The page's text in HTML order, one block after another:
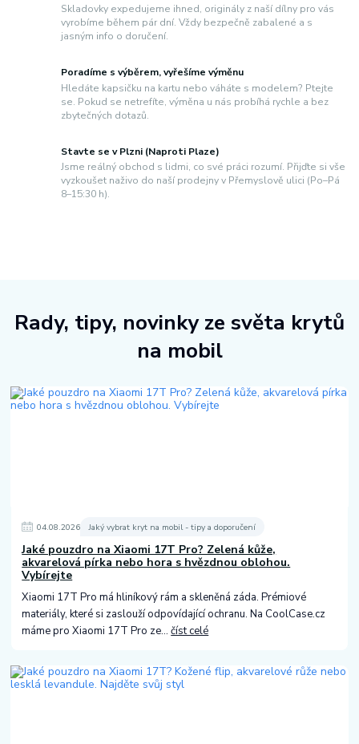
Skladovky expedujeme ihned, originály z naší dílny pro vás
vyrobíme během pár dní. Vždy bezpečně zabalené a s
jasným info o doručení.
Poradíme s výběrem, vyřešíme výměnu
Hledáte kapsičku na kartu nebo váháte s modelem? Ptejte
se. Pokud se netrefíte, výměna u nás probíhá rychle a bez
zbytečných dotazů.
Stavte se v Plzni (Naproti Plaze)
Jsme reálný obchod s lidmi, co své práci rozumí. Přijďte si vše
vyzkoušet naživo do naší prodejny v Přemyslově ulici (Po–Pá
8–15:30 h).
Rady, tipy, novinky ze světa krytů
na mobil
04.08.2026 Jaký vybrat kryt na mobil - tipy a doporučení
Jaké pouzdro na Xiaomi 17T Pro? Zelená kůže,
akvarelová pírka nebo hora s hvězdnou oblohou.
Vybírejte
Xiaomi 17T Pro má hliníkový rám a skleněná záda. Prémiové
materiály, které si zaslouží odpovídající ochranu. Na CoolCase.cz
máme pro Xiaomi 17T Pro ze...číst celé